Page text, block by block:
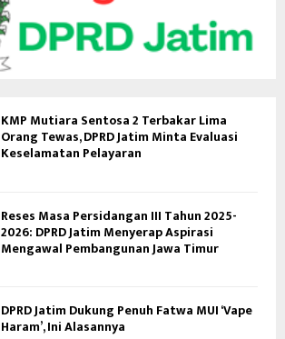
KMP Mutiara Sentosa 2 Terbakar Lima
Orang Tewas, DPRD Jatim Minta Evaluasi
Keselamatan Pelayaran
Reses Masa Persidangan III Tahun 2025-
2026: DPRD Jatim Menyerap Aspirasi
Mengawal Pembangunan Jawa Timur
DPRD Jatim Dukung Penuh Fatwa MUI ‘Vape
Haram’, Ini Alasannya